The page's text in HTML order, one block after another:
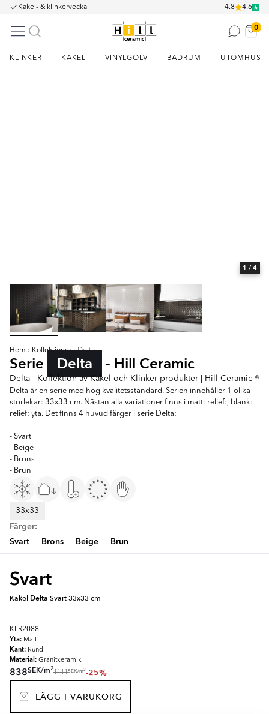
Kakel- & klinkervecka 4.8 4.6
0
KLINKER KAKEL VINYLGOLV BADRUM UTOMHUS
Hem Kollektioner Delta
Serie Delta - Hill Ceramic
Delta - Kollektion av Kakel och Klinker produkter | Hill Ceramic ®
Delta är en serie med hög kvalitetsstandard. Serien innehåller 1 olika
storlekar: 33x33 cm. Nästan alla variationer finns i matt: relief:, blank:
relief: yta. Det finns 4 huvud färger i serie Delta:
- Svart
- Beige
- Brons
- Brun
33x33
Färger:
Svart
Brons Beige Brun
1 / 4
Svart
Kakel Delta Svart 33x33 cm
KLR2088
Yta: Matt
Kant: Rund
Material: Granitkeramik
838SEK/m2
1111SEK/m2-25%
LÄGG I VARUKORG